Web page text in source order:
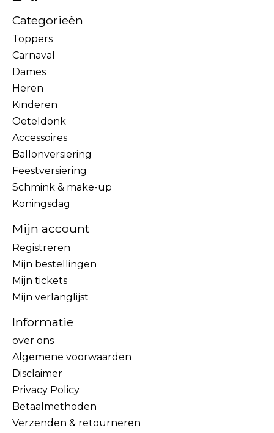
Categorieën
Toppers
Carnaval
Dames
Heren
Kinderen
Oeteldonk
Accessoires
Ballonversiering
Feestversiering
Schmink & make-up
Koningsdag
Mijn account
Registreren
Mijn bestellingen
Mijn tickets
Mijn verlanglijst
Informatie
over ons
Algemene voorwaarden
Disclaimer
Privacy Policy
Betaalmethoden
Verzenden & retourneren